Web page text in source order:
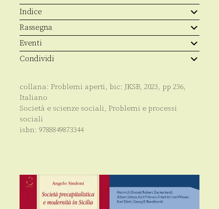
Indice
Rassegna
Eventi
Condividi
collana: Problemi aperti, bic: JKSB, 2023, pp 236,
Italiano
Società e scienze sociali, Problemi e processi
sociali
isbn: 9788849873344